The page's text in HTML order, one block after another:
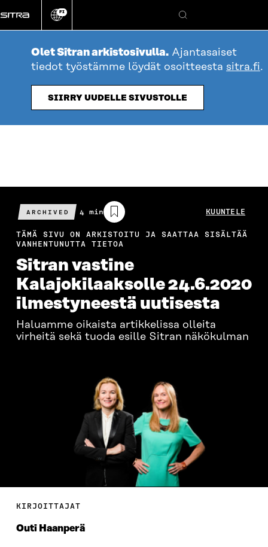
suoraan
sisältöön
Vaihda
kieli
FI
Hae
Olet Sitran arkistosivulla. Ajantasaiset
tiedot työstämme löydät osoitteesta sitra.fi.
SIIRRY UUDELLE SIVUSTOLLE
ARCHIVED
Arvioitu
lukuaika
4 min KUUNTELE
TÄMÄ SIVU ON ARKISTOITU JA SAATTAA SISÄLTÄÄ
VANHENTUNUTTA TIETOA
Sitran vastine
Kalajokilaaksolle 24.6.2020
ilmestyneestä uutisesta
Haluamme oikaista artikkelissa olleita
virheitä sekä tuoda esille Sitran näkökulman
KIRJOITTAJAT
Outi Haanperä